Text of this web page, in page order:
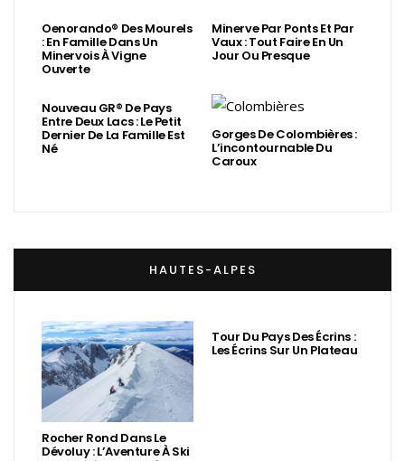
Oenorando® Des Mourels
: En Famille Dans Un
Minervois À Vigne
Ouverte
Minerve Par Ponts Et Par
Vaux : Tout Faire En Un
Jour Ou Presque
Nouveau GR® De Pays
Entre Deux Lacs : Le Petit
Dernier De La Famille Est
Né
Gorges De Colombières :
L’incontournable Du
Caroux
HAUTES-ALPES
Rocher Rond Dans Le
Dévoluy : L’Aventure À Ski
Tour Du Pays Des Écrins :
Les Écrins Sur Un Plateau